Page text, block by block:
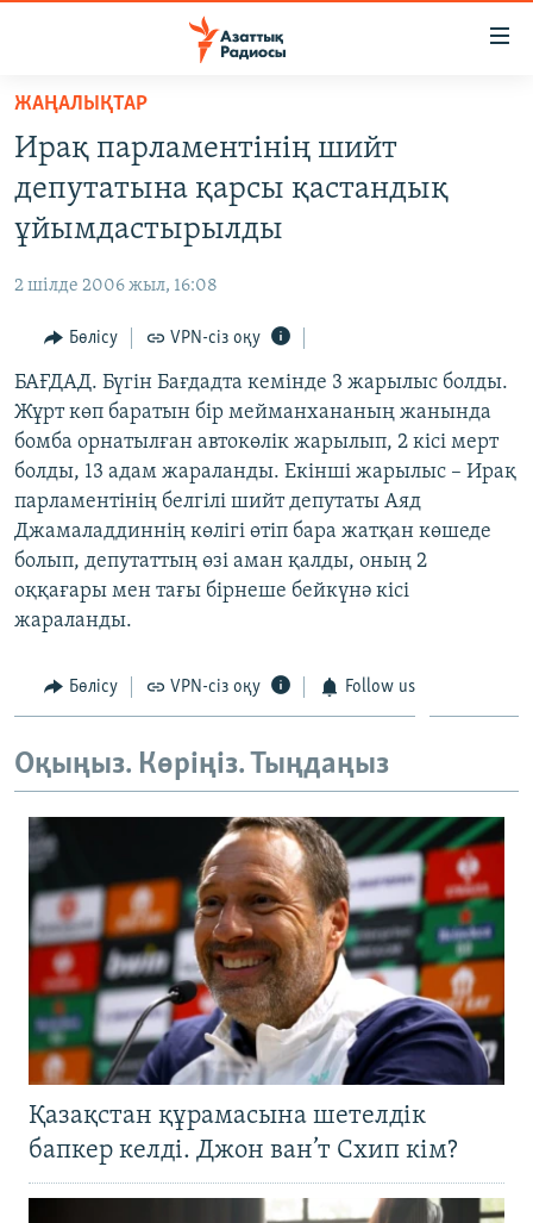
Skip
main
content
Skip
main
Search
САЯСАТ
AZATTYQTV
АДАМ ҚҰҚЫҚТАРЫ
ӘЛЕУМЕТ
ӘЛЕМ
АРНАЙЫ ЖОБАЛАР
ЖАЗЫЛЫҢЫЗ
ЖАҢАЛЫҚТАР
Ирақ парламентінің шийт
депутатына қарсы қастандық
ұйымдастырылды
2 шілде 2006 жыл, 16:08
Бөлісу VPN-сіз оқу
БАҒДАД. Бүгін Бағдадта кемінде 3 жарылыс болды.
Жұрт көп баратын бір мейманхананың жанында
бомба орнатылған автокөлік жарылып, 2 кісі мерт
болды, 13 адам жараланды. Екінші жарылыс – Ирақ
парламентінің белгілі шийт депутаты Аяд
Джамаладдиннің көлігі өтіп бара жатқан көшеде
болып, депутаттың өзі аман қалды, оның 2
оққағары мен тағы бірнеше бейкүнә кісі
жараланды.
Бөлісу VPN-сіз оқу Follow us
Оқыңыз. Көріңіз. Тыңдаңыз
Қазақстан құрамасына шетелдік
бапкер келді. Джон ван’т Схип кім?